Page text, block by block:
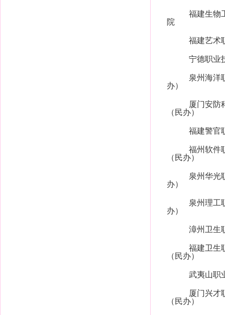
福建生物
院
福建艺术
宁德职业
泉州海洋
办）
厦门安防
（民办）
福建警官
福州软件
（民办）
泉州华光
办）
泉州理工
办）
漳州卫生
福建卫生
（民办）
武夷山职
厦门兴才
（民办）